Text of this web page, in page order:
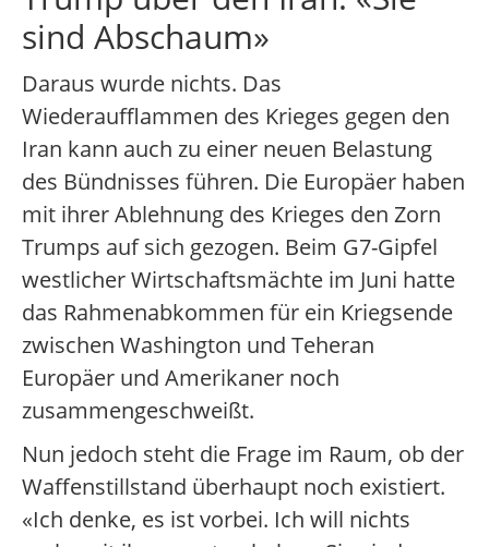
sind Abschaum»
Daraus wurde nichts. Das
Wiederaufflammen des Krieges gegen den
Iran kann auch zu einer neuen Belastung
des Bündnisses führen. Die Europäer haben
mit ihrer Ablehnung des Krieges den Zorn
Trumps auf sich gezogen. Beim G7-Gipfel
westlicher Wirtschaftsmächte im Juni hatte
das Rahmenabkommen für ein Kriegsende
zwischen Washington und Teheran
Europäer und Amerikaner noch
zusammengeschweißt.
Nun jedoch steht die Frage im Raum, ob der
Waffenstillstand überhaupt noch existiert.
«Ich denke, es ist vorbei. Ich will nichts